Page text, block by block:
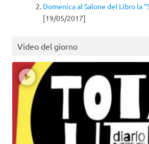
Domenica al Salone del Libro la
[19/05/2017]
Video del giorno